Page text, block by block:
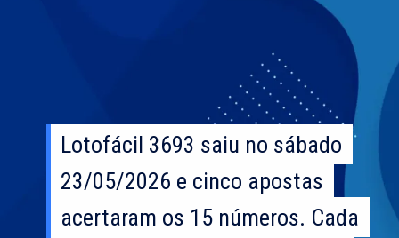
Lotofácil 3693 saiu no sábado
23/05/2026 e cinco apostas
acertaram os 15 números. Cada
Lotofácil 3693 saiu no sábado
23/05/2026 e cinco apostas
acertaram os 15 números. Cada